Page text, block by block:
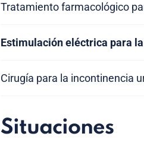
Tratamiento farmacológico
Estimulación eléctrica para
Cirugía para la incontinencia
Situaciones